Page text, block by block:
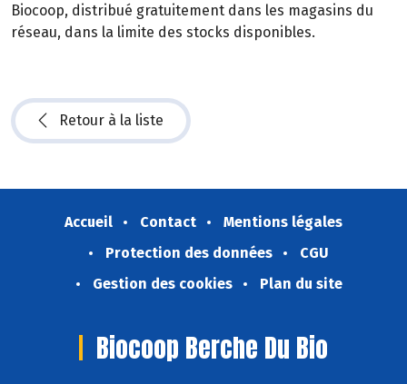
Biocoop, distribué gratuitement dans les magasins du
réseau, dans la limite des stocks disponibles.
Retour à la liste
Accueil Contact
Mentions légales
Protection des données
CGU
Gestion des cookies
Plan du site
Biocoop Berche Du Bio